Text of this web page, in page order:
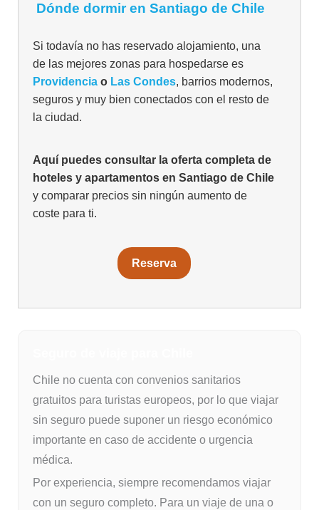
Dónde dormir en Santiago de Chile
Si todavía no has reservado alojamiento, una
de las mejores zonas para hospedarse es
Providenciao Las Condes, barrios modernos,
seguros y muy bien conectados con el resto de
la ciudad.
Aquí puedes consultar la oferta completa de
hoteles y apartamentos en Santiago de Chile
y comparar precios sin ningún aumento de
coste para ti.
Reserva
Chile no cuenta con convenios sanitarios
gratuitos para turistas europeos, por lo que viajar
sin seguro puede suponer un riesgo económico
importante en caso de accidente o urgencia
médica.
Por experiencia, siempre recomendamos viajar
con un seguro completo. Para un viaje de una o